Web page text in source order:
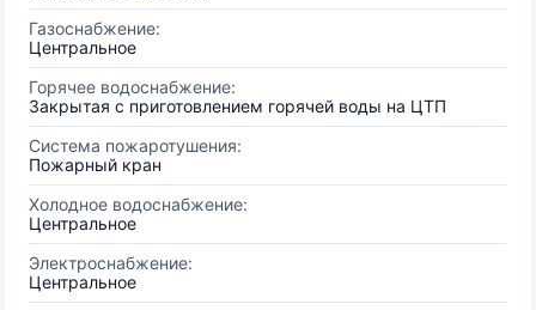
Газоснабжение:
Центральное
Горячее водоснабжение:
Закрытая с приготовлением горячей воды на ЦТП
Система пожаротушения:
Пожарный кран
Холодное водоснабжение:
Центральное
Электроснабжение:
Центральное